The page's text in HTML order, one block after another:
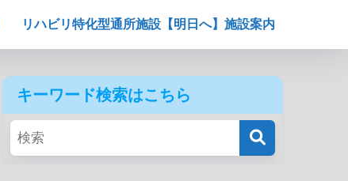
リハビリ特化型通所施設【明日へ】施設案内
キーワード検索はこちら